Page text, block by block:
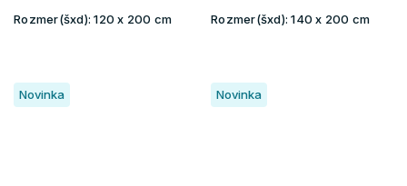
Rozmer(šxd):120 x 200 cm Rozmer(šxd):140 x 200 cm
Novinka Novinka